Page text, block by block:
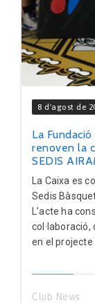
8 d'agost de
La
renoven la
SEDIS
La Caixa es
Sedis
L’acte ha
col·laboració,
en el projecte
Club News